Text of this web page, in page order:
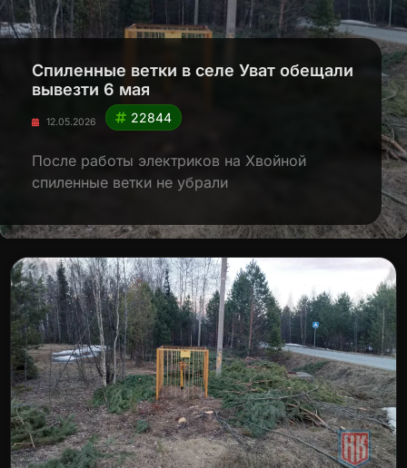
Cпиленные ветки в селе Уват обещали
вывезти 6 мая
12.05.2026 22844
После работы электриков на Хвойной
спиленные ветки не убрали